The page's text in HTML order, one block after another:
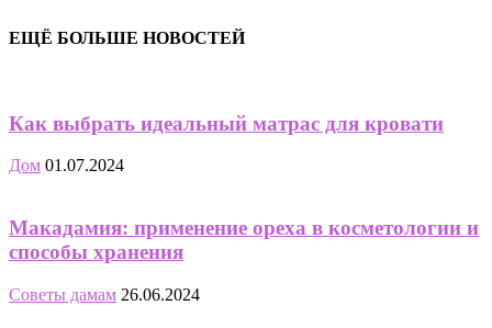
ЕЩЁ БОЛЬШЕ НОВОСТЕЙ
Как выбрать идеальный матрас для кровати
Дом 01.07.2024
Макадамия: применение ореха в косметологии и
способы хранения
Советы дамам 26.06.2024